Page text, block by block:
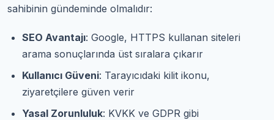
sahibinin gündeminde olmalıdır:
SEO Avantajı: Google, HTTPS kullanan siteleri
arama sonuçlarında üst sıralara çıkarır
Kullanıcı Güveni: Tarayıcıdaki kilit ikonu,
ziyaretçilere güven verir
Yasal Zorunluluk: KVKK ve GDPR gibi